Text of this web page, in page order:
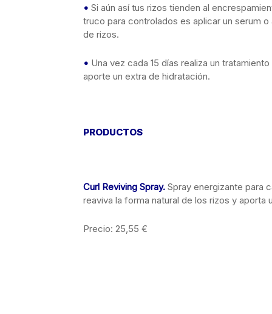
• Si aún así tus rizos tienden al
truco para controlados es aplicar un serum
de rizos.
• Una vez cada 15 días realiza un
aporte un extra de hidratación.
PRODUCTOS
Curl Reviving Spray. Spray energizante para
reaviva la forma natural de los rizos y aporta
Precio: 25,55 €